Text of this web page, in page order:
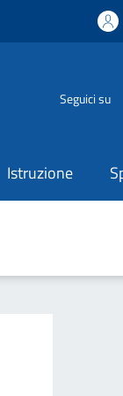
Seguici su
Istruzione